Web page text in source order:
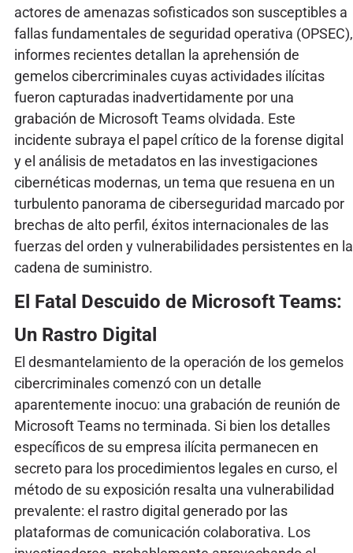
actores de amenazas sofisticados son susceptibles a
fallas fundamentales de seguridad operativa (OPSEC),
informes recientes detallan la aprehensión de
gemelos cibercriminales cuyas actividades ilícitas
fueron capturadas inadvertidamente por una
grabación de Microsoft Teams olvidada. Este
incidente subraya el papel crítico de la forense digital
y el análisis de metadatos en las investigaciones
cibernéticas modernas, un tema que resuena en un
turbulento panorama de ciberseguridad marcado por
brechas de alto perfil, éxitos internacionales de las
fuerzas del orden y vulnerabilidades persistentes en la
cadena de suministro.
El Fatal Descuido de Microsoft Teams:
Un Rastro Digital
El desmantelamiento de la operación de los gemelos
cibercriminales comenzó con un detalle
aparentemente inocuo: una grabación de reunión de
Microsoft Teams no terminada. Si bien los detalles
específicos de su empresa ilícita permanecen en
secreto para los procedimientos legales en curso, el
método de su exposición resalta una vulnerabilidad
prevalente: el rastro digital generado por las
plataformas de comunicación colaborativa. Los